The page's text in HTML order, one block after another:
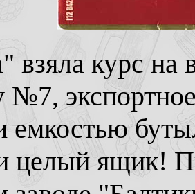
взяла курс на
№7,
емкостью
целый ящик!